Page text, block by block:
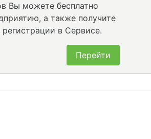
Вы можете бесплатно
а также получите
в Сервисе.
Перейти